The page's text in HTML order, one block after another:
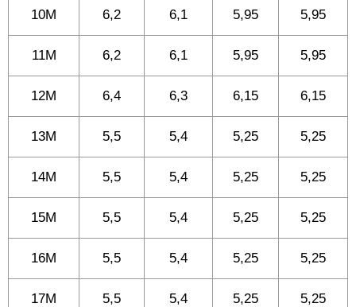
10M 6,2 6,1 5,95 5,95
11M 6,2 6,1 5,95 5,95
12M 6,4 6,3 6,15 6,15
13M 5,5 5,4 5,25 5,25
14M 5,5 5,4 5,25 5,25
15M 5,5 5,4 5,25 5,25
16M 5,5 5,4 5,25 5,25
17M 5,5 5,4 5,25 5,25